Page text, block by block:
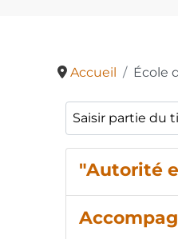
Accueil École
Saisir partie du
"Autorité